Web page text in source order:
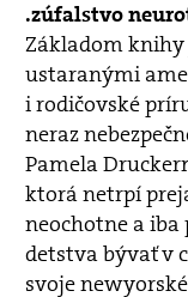
.zúfalstvo
Základom
ustaranými
i rodičovské
neraz
Pamela
ktorá netrpí
neochotne a
detstva bývať v
svoje